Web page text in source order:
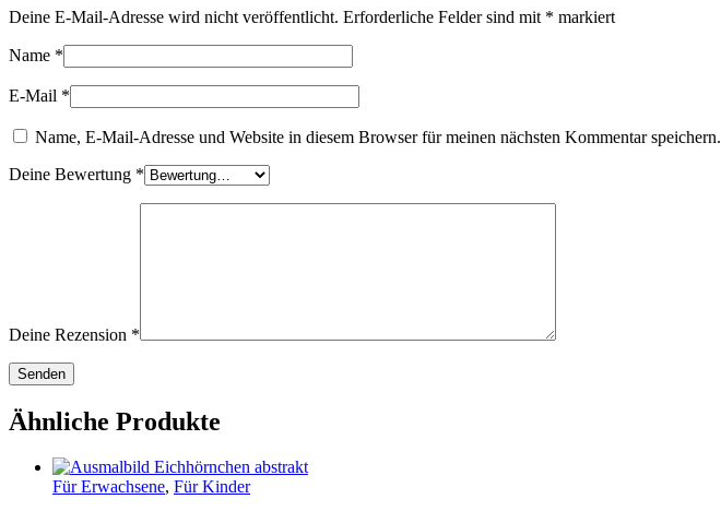
Deine E-Mail-Adresse wird nicht veröffentlicht. Erforderliche Felder sind mit * markiert
Name *
E-Mail *
Name, E-Mail-Adresse und Website in diesem Browser für meinen nächsten Kommentar speichern.
Deine Bewertung *
Deine Rezension *
Ähnliche Produkte
Für Erwachsene, Für Kinder